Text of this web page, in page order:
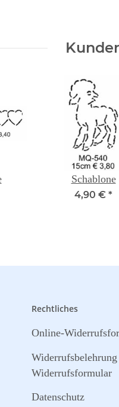
Schablone
4,90 € *
Rechtliches
Online-
Widerrufsformular
Datenschutz